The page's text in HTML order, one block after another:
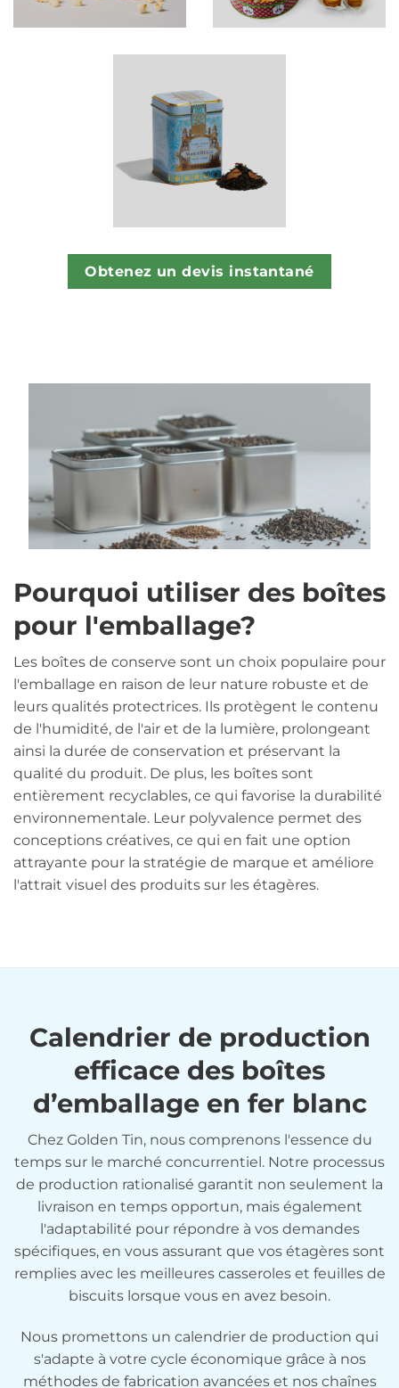
Obtenez un devis instantané
Pourquoi utiliser des boîtes
pour l'emballage?
Les boîtes de conserve sont un choix populaire pour
l'emballage en raison de leur nature robuste et de
leurs qualités protectrices. Ils protègent le contenu
de l'humidité, de l'air et de la lumière, prolongeant
ainsi la durée de conservation et préservant la
qualité du produit. De plus, les boîtes sont
entièrement recyclables, ce qui favorise la durabilité
environnementale. Leur polyvalence permet des
conceptions créatives, ce qui en fait une option
attrayante pour la stratégie de marque et améliore
l'attrait visuel des produits sur les étagères.
Calendrier de production
efficace des boîtes
d’emballage en fer blanc
Chez Golden Tin, nous comprenons l'essence du
temps sur le marché concurrentiel. Notre processus
de production rationalisé garantit non seulement la
livraison en temps opportun, mais également
l'adaptabilité pour répondre à vos demandes
spécifiques, en vous assurant que vos étagères sont
remplies avec les meilleures casseroles et feuilles de
biscuits lorsque vous en avez besoin.
Nous promettons un calendrier de production qui
s'adapte à votre cycle économique grâce à nos
méthodes de fabrication avancées et nos chaînes